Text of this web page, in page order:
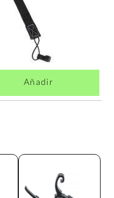
Añadir